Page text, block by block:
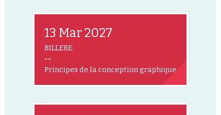
13 Mar 2027
BILLERE
--
Principes de la conception graphique